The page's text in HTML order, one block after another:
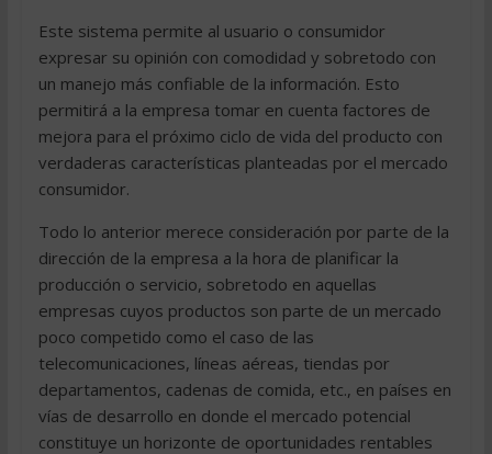
Este sistema permite al usuario o consumidor
expresar su opinión con comodidad y sobretodo con
un manejo más confiable de la información. Esto
permitirá a la empresa tomar en cuenta factores de
mejora para el próximo ciclo de vida del producto con
verdaderas características planteadas por el mercado
consumidor.
Todo lo anterior merece consideración por parte de la
dirección de la empresa a la hora de planificar la
producción o servicio, sobretodo en aquellas
empresas cuyos productos son parte de un mercado
poco competido como el caso de las
telecomunicaciones, líneas aéreas, tiendas por
departamentos, cadenas de comida, etc., en países en
vías de desarrollo en donde el mercado potencial
constituye un horizonte de oportunidades rentables